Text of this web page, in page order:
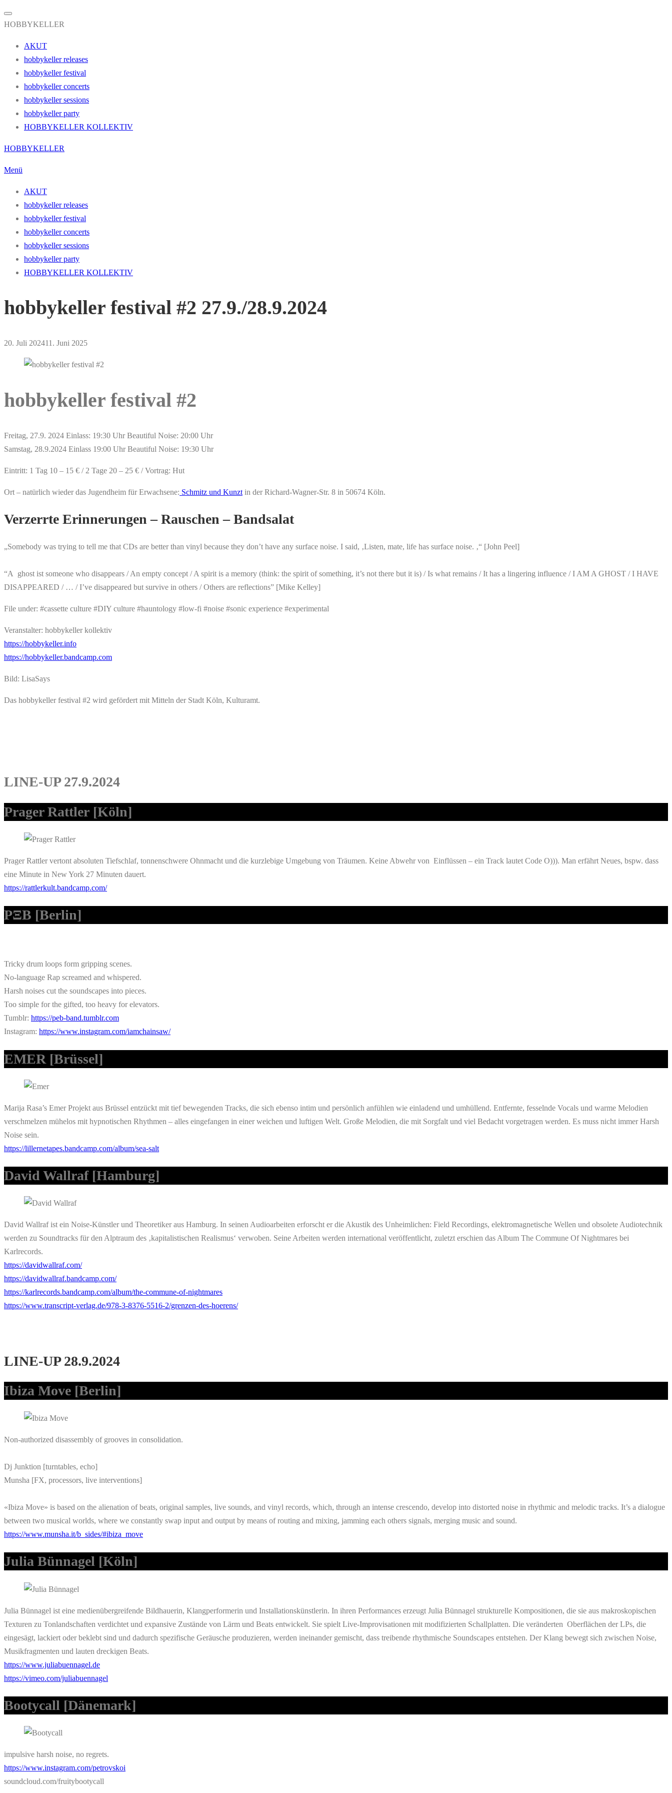
HOBBYKELLER
AKUT
hobbykeller releases
hobbykeller festival
hobbykeller concerts
hobbykeller sessions
hobbykeller party
HOBBYKELLER KOLLEKTIV
Zum
springen
HOBBYKELLER
Menü
AKUT
hobbykeller releases
hobbykeller festival
hobbykeller concerts
hobbykeller sessions
hobbykeller party
HOBBYKELLER KOLLEKTIV
hobbykeller festival #2 27.9./28.9.2024
20. Juli 202411. Juni 2025
hobbykeller festival #2
Freitag, 27.9. 2024 Einlass: 19:30 Uhr Beautiful Noise: 20:00 Uhr
Samstag, 28.9.2024 Einlass 19:00 Uhr Beautiful Noise: 19:30 Uhr
Eintritt: 1 Tag 10 – 15 € / 2 Tage 20 – 25 € / Vortrag: Hut
Ort – natürlich wieder das Jugendheim für Erwachsene: Schmitz und Kunzt in der Richard-Wagner-Str. 8 in 50674 Köln.
Verzerrte Erinnerungen – Rauschen – Bandsalat
„Somebody was trying to tell me that CDs are better than vinyl because they don’t have any surface noise. I said, ‚Listen, mate, life has surface noise. ‚“ [John Peel]
“A ghost ist someone who disappears / An empty concept / A spirit is a memory (think: the spirit of something, it’s not there but it is) / Is what remains / It has a lingering influence / I AM A GHOST / I HAVE
DISAPPEARED / … / I’ve disappeared but survive in others / Others are reflections” [Mike Kelley]
File under: #cassette culture #DIY culture #hauntology #low-fi #noise #sonic experience #experimental
Veranstalter: hobbykeller kollektiv
https://hobbykeller.info
https://hobbykeller.bandcamp.com
Bild: LisaSays
Das hobbykeller festival #2 wird gefördert mit Mitteln der Stadt Köln, Kulturamt.
LINE-UP 27.9.2024
Prager Rattler [Köln]
Prager Rattler vertont absoluten Tiefschlaf, tonnenschwere Ohnmacht und die kurzlebige Umgebung von Träumen. Keine Abwehr von Einflüssen – ein Track lautet Code O))). Man erfährt Neues, bspw. dass
eine Minute in New York 27 Minuten dauert.
https://rattlerkult.bandcamp.com/
PΞB [Berlin]
Tricky drum loops form gripping scenes.
No-language Rap screamed and whispered.
Harsh noises cut the soundscapes into pieces.
Too simple for the gifted, too heavy for elevators.
Tumblr: https://peb-band.tumblr.com
Instagram: https://www.instagram.com/iamchainsaw/
EMER [Brüssel]
Marija Rasa’s Emer Projekt aus Brüssel entzückt mit tief bewegenden Tracks, die sich ebenso intim und persönlich anfühlen wie einladend und umhüllend. Entfernte, fesselnde Vocals und warme Melodien
verschmelzen mühelos mit hypnotischen Rhythmen – alles eingefangen in einer weichen und luftigen Welt. Große Melodien, die mit Sorgfalt und viel Bedacht vorgetragen werden. Es muss nicht immer Harsh
Noise sein.
https://lillernetapes.bandcamp.com/album/sea-salt
David Wallraf[Hamburg]
David Wallraf ist ein Noise-Künstler und Theoretiker aus Hamburg. In seinen Audioarbeiten erforscht er die Akustik des Unheimlichen: Field Recordings, elektromagnetische Wellen und obsolete Audiotechnik
werden zu Soundtracks für den Alptraum des ‚kapitalistischen Realismus‘ verwoben. Seine Arbeiten werden international veröffentlicht, zuletzt erschien das Album The Commune Of Nightmares bei
Karlrecords.
https://davidwallraf.com/
https://davidwallraf.bandcamp.com/
https://karlrecords.bandcamp.com/album/the-commune-of-nightmares
https://www.transcript-verlag.de/978-3-8376-5516-2/grenzen-des-hoerens/
LINE-UP 28.9.2024
Ibiza Move [Berlin]
Non-authorized disassembly of grooves in consolidation.
Dj Junktion [turntables, echo]
Munsha [FX, processors, live interventions]
«Ibiza Move» is based on the alienation of beats, original samples, live sounds, and vinyl records, which, through an intense crescendo, develop into distorted noise in rhythmic and melodic tracks. It’s a dialogue
between two musical worlds, where we constantly swap input and output by means of routing and mixing, jamming each others signals, merging music and sound.
https://www.munsha.it/b_sides/#ibiza_move
Julia Bünnagel [Köln]
Julia Bünnagel ist eine medienübergreifende Bildhauerin, Klangperformerin und Installationskünstlerin. In ihren Performances erzeugt Julia Bünnagel strukturelle Kompositionen, die sie aus makroskopischen
Texturen zu Tonlandschaften verdichtet und expansive Zustände von Lärm und Beats entwickelt. Sie spielt Live-Improvisationen mit modifizierten Schallplatten. Die veränderten Oberflächen der LPs, die
eingesägt, lackiert oder beklebt sind und dadurch spezifische Geräusche produzieren, werden ineinander gemischt, dass treibende rhythmische Soundscapes entstehen. Der Klang bewegt sich zwischen Noise,
Musikfragmenten und lauten dreckigen Beats.
https://www.juliabuennagel.de
https://vimeo.com/juliabuennagel
Bootycall [Dänemark]
impulsive harsh noise, no regrets.
https://www.instagram.com/petrovskoi
soundcloud.com/fruitybootycall